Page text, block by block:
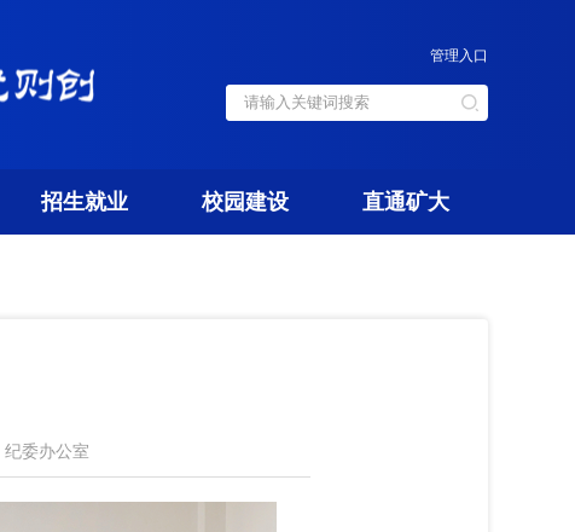
管理入口
招生就业 校园建设 直通矿大
纪委办公室